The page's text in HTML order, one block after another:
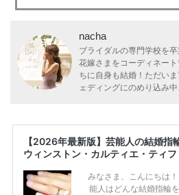
nacha
ブライダルの専門学校を
花嫁さまをコーディネー
ちに自身も結婚！ただい
ェディングにのめり込み
【2026年最新版】芸能人の結婚指
ウィンストン・カルティエ・ティ
みなさま、こんにちは
能人はどんな結婚指輪